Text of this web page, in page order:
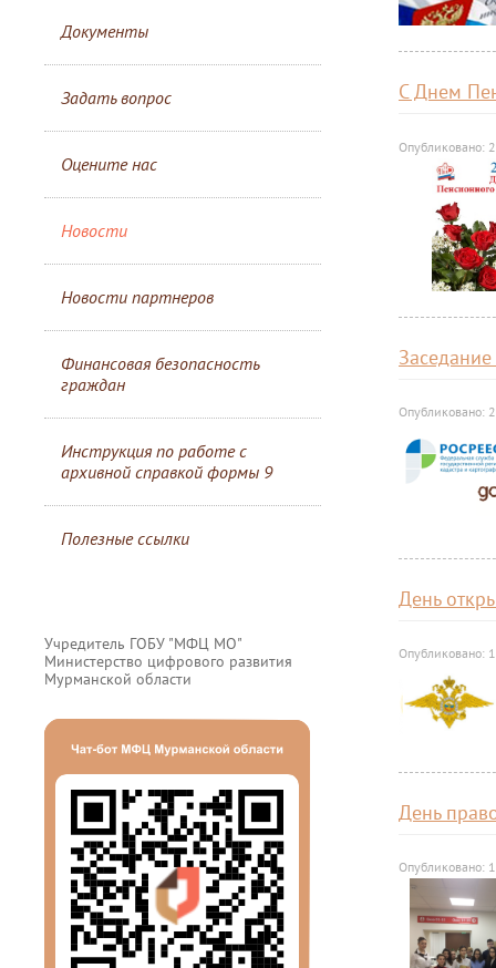
Документы
Задать вопрос
Оцените нас
Новости
Новости партнеров
Финансовая безопасность
граждан
Инструкция по работе с
архивной справкой формы 9
Полезные ссылки
Учредитель ГОБУ "МФЦ МО"
Министерство цифрового развития
Мурманской области
С Днем
Опубликовано:
Опубликовано:
День
Опубликовано:
День
Опубликовано: